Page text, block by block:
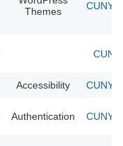
Themes
CUNY
Accessibility CUNY
Authentication CUNY